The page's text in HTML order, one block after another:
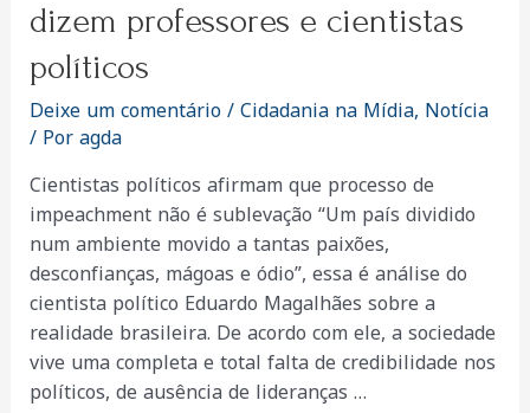
dizem professores e cientistas
políticos
Deixe um comentário/Cidadania na Mídia, Notícia
/ Poragda
Cientistas políticos afirmam que processo de
impeachment não é sublevação “Um país dividido
num ambiente movido a tantas paixões,
desconfianças, mágoas e ódio”, essa é análise do
cientista político Eduardo Magalhães sobre a
realidade brasileira. De acordo com ele, a sociedade
vive uma completa e total falta de credibilidade nos
políticos, de ausência de lideranças …